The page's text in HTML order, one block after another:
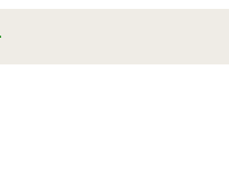
Задать вопрос